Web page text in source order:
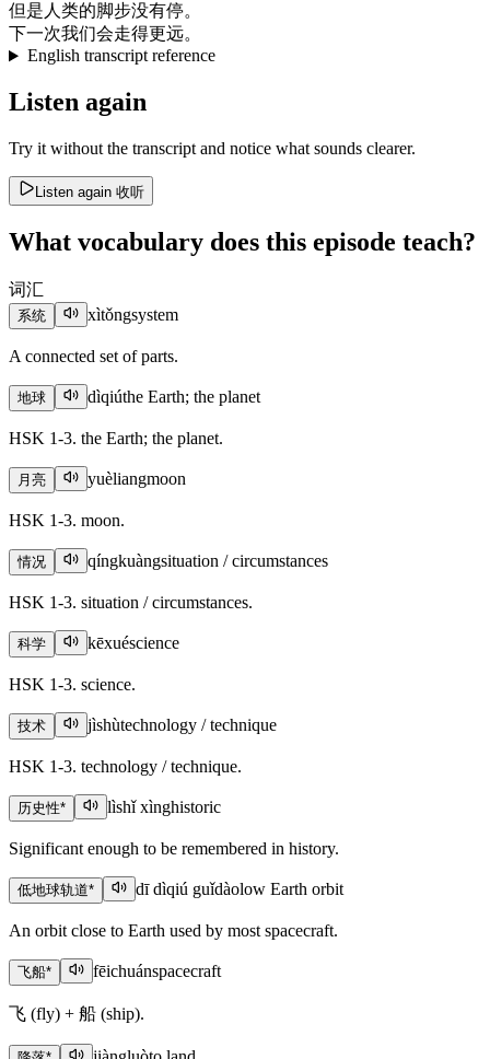
但是人类的脚步没有停。
下一次我们会走得更远。
English transcript reference
Listen again
Try it without the transcript and notice what sounds clearer.
Listen again 收听
What vocabulary does this episode teach?
词汇
系统 xìtǒngsystem
A connected set of parts.
地球 dìqiúthe Earth; the planet
HSK 1-3. the Earth; the planet.
月亮 yuèliangmoon
HSK 1-3. moon.
情况 qíngkuàngsituation / circumstances
HSK 1-3. situation / circumstances.
科学 kēxuéscience
HSK 1-3. science.
技术 jìshùtechnology / technique
HSK 1-3. technology / technique.
历史性* lìshǐ xìnghistoric
Significant enough to be remembered in history.
低地球轨道* dī dìqiú guǐdàolow Earth orbit
An orbit close to Earth used by most spacecraft.
飞船* fēichuánspacecraft
飞 (fly) + 船 (ship).